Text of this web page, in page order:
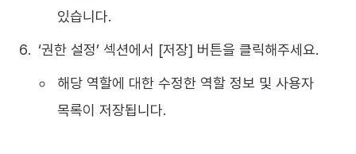
있습니다.
‘권한 설정’ 섹션에서 [저장] 버튼을 클릭해주세요.
해당 역할에 대한 수정한 역할 정보 및 사용자
목록이 저장됩니다.